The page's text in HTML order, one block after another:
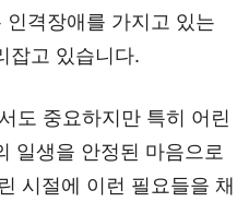
격장애를 가지고 있는
잡고 있습니다.
도 중요하지만 특히 어린
일생을 안정된 마음으로
시절에 이런 필요들을 채